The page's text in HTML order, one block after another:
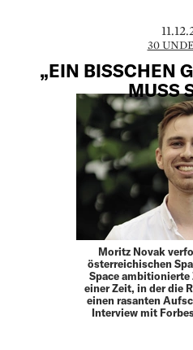
30
„EIN BISSCHEN
MUSS
Moritz Novak
österreichischen
Space ambitionierte
einer Zeit, in der die
einen rasanten
Interview mit